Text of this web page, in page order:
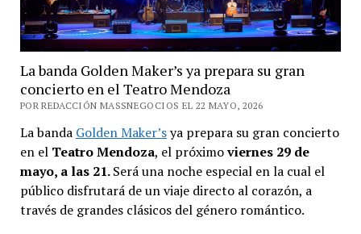
La banda Golden Maker’s ya prepara su gran
concierto en el Teatro Mendoza
POR REDACCIÓN MASSNEGOCIOS EL 22 MAYO, 2026
La banda Golden Maker’sya prepara su gran concierto
en el Teatro Mendoza, el próximoviernes 29 de
mayo, a las 21.Será una noche especial en la cual el
público disfrutará de un viaje directo al corazón, a
través de grandes clásicos del género romántico.